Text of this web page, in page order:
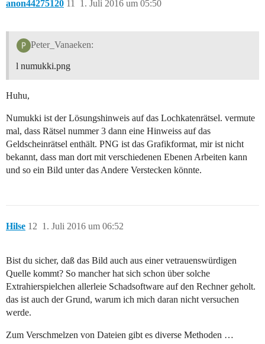
anon44275120 1. Juli 2016 um 05:50
11
Peter_Vanaeken:
l numukki.png
Huhu,
Numukki ist der Lösungshinweis auf das Lochkatenrätsel. vermute
mal, dass Rätsel nummer 3 dann eine Hinweiss auf das
Geldscheinrätsel enthält. PNG ist das Grafikformat, mir ist nicht
bekannt, dass man dort mit verschiedenen Ebenen Arbeiten kann
und so ein Bild unter das Andere Verstecken könnte.
Hilse 1. Juli 2016 um 06:52
12
Bist du sicher, daß das Bild auch aus einer vetrauenswürdigen
Quelle kommt? So mancher hat sich schon über solche
Extrahierspielchen allerleie Schadsoftware auf den Rechner geholt.
das ist auch der Grund, warum ich mich daran nicht versuchen
werde.
Zum Verschmelzen von Dateien gibt es diverse Methoden …